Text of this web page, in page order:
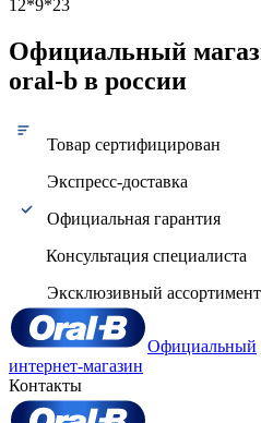
12*9*23
Официальный
oral-b в россии
Товар сертифицирован
Экспресс-доставка
Официальная гарантия
Консультация специалиста
Эксклюзивный ассортимент
Официальный
интернет-магазин
Контакты